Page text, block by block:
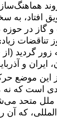
شد. روند
افتاد،
گاز در حوزه
بروز تناقضات
گردید (از
ایران و
این موضع
است که نه
ملل متحد
که آن